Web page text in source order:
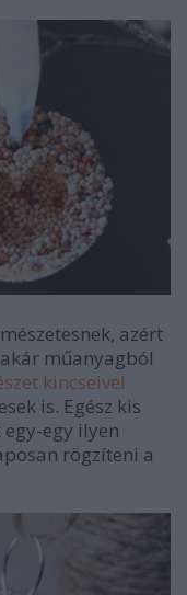
azért
műanyagból
kincseivel
is. Egész kis
egy ilyen
rögzíteni a